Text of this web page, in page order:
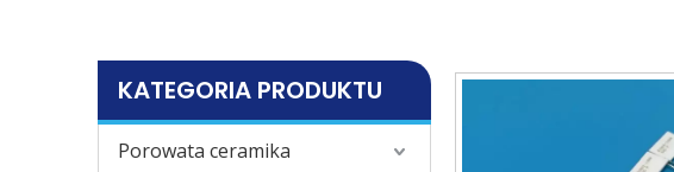
KATEGORIA PRODUKTU
Porowata ceramika